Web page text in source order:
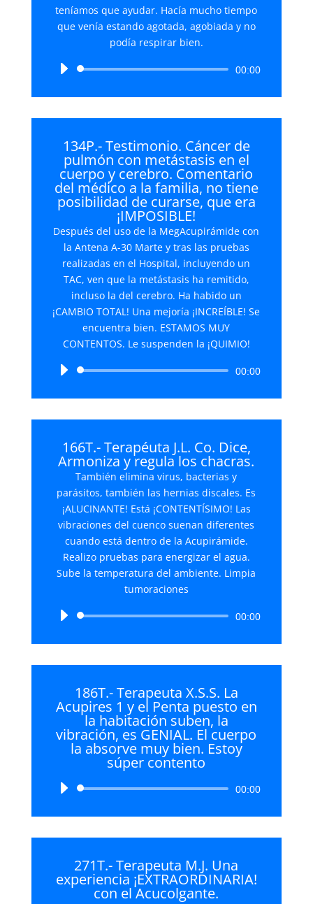
teníamos que ayudar. Hacía mucho tiempo
que venía estando agotada, agobiada y no
podía respirar bien.
Reproductor
audio
00:00
134P.- Testimonio. Cáncer de
pulmón con metástasis en el
cuerpo y cerebro. Comentario
del médico a la familia, no tiene
posibilidad de curarse, que era
¡IMPOSIBLE!
Después del uso de la MegAcupirámide con
la Antena A-30 Marte y tras las pruebas
realizadas en el Hospital, incluyendo un
TAC, ven que la metástasis ha remitido,
incluso la del cerebro. Ha habido un
¡CAMBIO TOTAL! Una mejoría ¡INCREÍBLE! Se
encuentra bien. ESTAMOS MUY
CONTENTOS. Le suspenden la ¡QUIMIO!
Reproductor
audio
00:00
166T.- Terapéuta J.L. Co. Dice,
Armoniza y regula los chacras.
También elimina virus, bacterias y
parásitos, también las hernias discales. Es
¡ALUCINANTE! Está ¡CONTENTÍSIMO! Las
vibraciones del cuenco suenan diferentes
cuando está dentro de la Acupirámide.
Realizo pruebas para energizar el agua.
Sube la temperatura del ambiente. Limpia
tumoraciones
Reproductor
audio
00:00
186T.- Terapeuta X.S.S. La
Acupires 1 y el Penta puesto en
la habitación suben, la
vibración, es GENIAL. El cuerpo
la absorve muy bien. Estoy
súper contento
Reproductor
audio
00:00
271T.- Terapeuta M.J. Una
experiencia ¡EXTRAORDINARIA!
con el Acucolgante.